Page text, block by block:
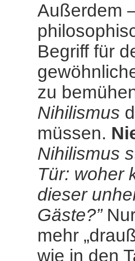
Außerdem
Begriff für
zu
Nihilismus
müssen.
Nihilismus
Tür: woher
dieser
Gäste?”
mehr
wie in den